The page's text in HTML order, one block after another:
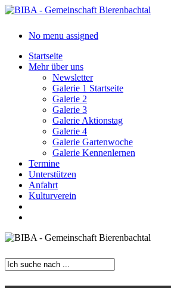
Skip
content
search
Menu
No menu assigned
Startseite
Mehr über uns
Newsletter
Galerie 1 Startseite
Galerie 2
Galerie 3
Galerie Aktionstag
Galerie 4
Galerie Gartenwoche
Galerie Kennenlernen
Termine
Unterstützen
Anfahrt
Kulturverein